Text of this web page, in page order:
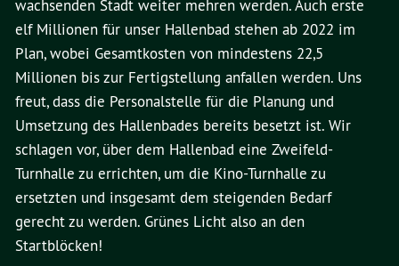
wachsenden Stadt weiter mehren werden. Auch erste
elf Millionen für unser Hallenbad stehen ab 2022 im
Plan, wobei Gesamtkosten von mindestens 22,5
Millionen bis zur Fertigstellung anfallen werden. Uns
freut, dass die Personalstelle für die Planung und
Umsetzung des Hallenbades bereits besetzt ist. Wir
schlagen vor, über dem Hallenbad eine Zweifeld-
Turnhalle zu errichten, um die Kino-Turnhalle zu
ersetzten und insgesamt dem steigenden Bedarf
gerecht zu werden. Grünes Licht also an den
Startblöcken!